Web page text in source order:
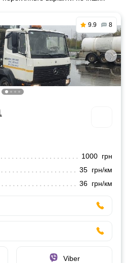
9.9 8
1000 грн
35 грн/км
36 грн/км
Viber